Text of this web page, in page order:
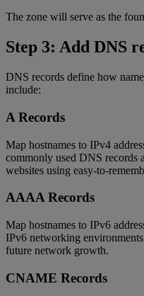
The zone will serve as the
Step 3: Add DNS
DNS records define how
include:
A Records
Map hostnames to IPv4
commonly used DNS records
websites using easy-to-
AAAA Records
Map hostnames to IPv6
IPv6 networking
future network growth.
CNAME Records